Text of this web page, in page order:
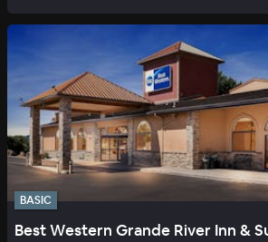
BASIC
Best Western Grande River Inn &